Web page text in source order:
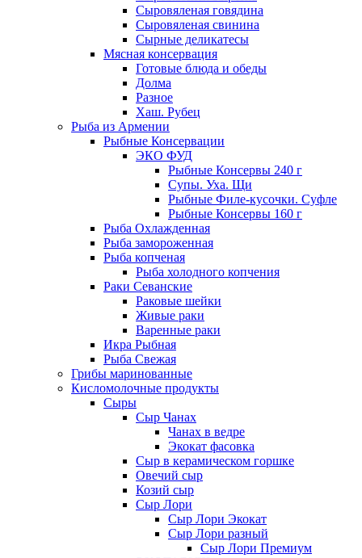
Сыровяленая говядина
Сыровяленая свинина
Сырные деликатесы
Мясная консервация
Готовые блюда и обеды
Долма
Разное
Хаш. Рубец
Рыба из Армении
Рыбные Консервации
ЭКО ФУД
Рыбные Консервы 240 г
Супы. Уха. Щи
Рыбные Филе-кусочки. Суфле
Рыбные Консервы 160 г
Рыба Охлажденная
Рыба замороженная
Рыба копченая
Рыба холодного копчения
Раки Севанские
Раковые шейки
Живые раки
Варенные раки
Икра Рыбная
Рыба Свежая
Грибы маринованные
Кисломолочные продукты
Сыры
Сыр Чанах
Чанах в ведре
Экокат фасовка
Сыр в керамическом горшке
Овечий сыр
Козий сыр
Сыр Лори
Сыр Лори Экокат
Сыр Лори разный
Сыр Лори Премиум